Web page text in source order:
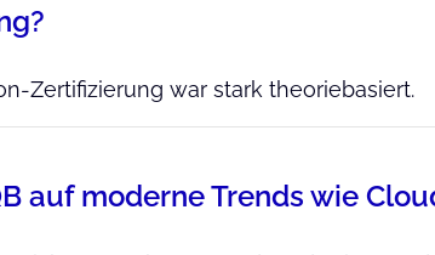
Zertifizierung war stark theoriebasiert.
auf moderne Trends wie